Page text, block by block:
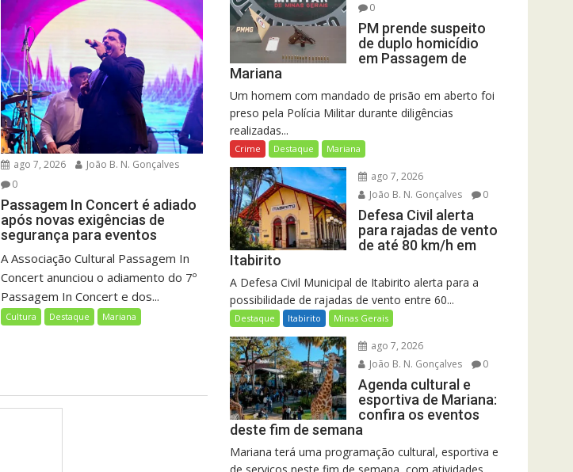
ago 7, 2026
João B. N. Gonçalves
0
Passagem In Concert é adiado
após novas exigências de
segurança para eventos
A Associação Cultural Passagem In
Concert anunciou o adiamento do 7º
Passagem In Concert e dos...
Cultura Destaque Mariana
0
PM prende suspeito
de duplo homicídio
em Passagem de
Mariana
Um homem com mandado de prisão em aberto foi
preso pela Polícia Militar durante diligências
realizadas...
Crime Destaque Mariana
ago 7, 2026
João B. N. Gonçalves
0
Defesa Civil alerta
para rajadas de vento
de até 80 km/h em
Itabirito
A Defesa Civil Municipal de Itabirito alerta para a
possibilidade de rajadas de vento entre 60...
Destaque Itabirito Minas Gerais
ago 7, 2026
João B. N. Gonçalves
0
Agenda cultural e
esportiva de Mariana:
confira os eventos
deste fim de semana
Mariana terá uma programação cultural, esportiva e